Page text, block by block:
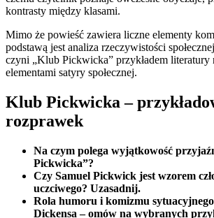
kontrasty między klasami.
Mimo że powieść zawiera liczne elementy
podstawą jest analiza rzeczywistości
czyni „Klub Pickwicka” przykładem literatury
elementami satyry społecznej.
Klub Pickwicka –
rozprawek
Na czym polega wyjątkowość
Pickwicka”?
Czy Samuel Pickwick jest wzorem
uczciwego? Uzasadnij.
Rola humoru i komizmu
Dickensa – omów na wybranych